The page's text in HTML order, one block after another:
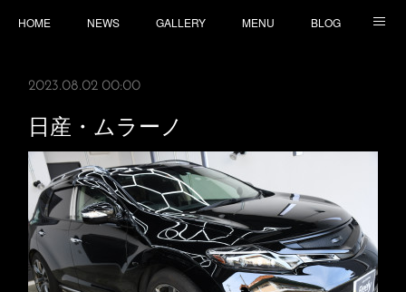
HOME NEWS GALLERY MENU BLOG
2023.08.02 00:00
日産・ムラーノ